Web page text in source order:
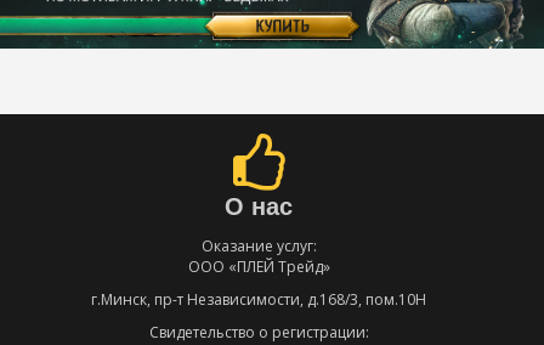
О нас
Оказание услуг:
ООО «ПЛЕЙ Трейд»
г.Минск, пр-т Независимости, д.168/3, пом.10Н
Свидетельство о регистрации: